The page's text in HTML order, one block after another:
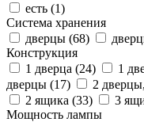
есть (1)
Система хранения
дверцы (68)
Конструкция
1 дверца (24) 1
дверцы (17) 2
2 ящика (33) 3
Мощность лампы